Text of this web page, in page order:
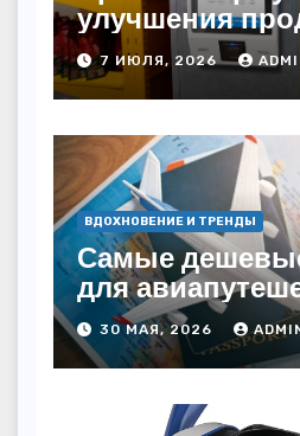
улучшения
автоматизации
7 ИЮЛЯ, 2026
ВДОХНОВЕНИЕ И ТРЕНДЫ
Самые
для
2026 году: куда
копейки?
30 МАЯ, 2026